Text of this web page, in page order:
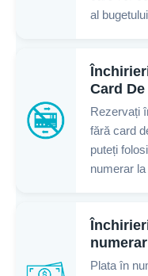
al
Card
Rezervați
fără card
puteți
numerar
numerar
Plata în